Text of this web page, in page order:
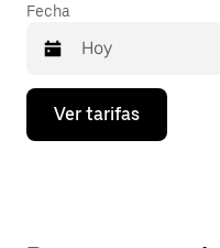
Fecha
Presiona
flecha
Ver tarifas